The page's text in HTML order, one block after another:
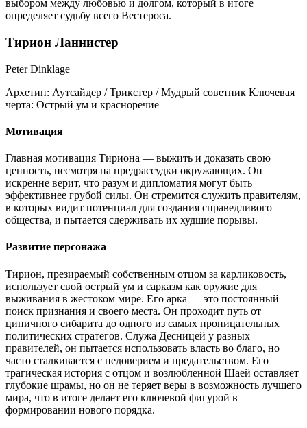
выбором между любовью и долгом, который в итоге
определяет судьбу всего Вестероса.
Тирион Ланнистер
Peter Dinklage
Архетип: Аутсайдер / Трикстер / Мудрый советник Ключевая
черта: Острый ум и красноречие
Мотивация
Главная мотивация Тириона — выжить и доказать свою
ценность, несмотря на предрассудки окружающих. Он
искренне верит, что разум и дипломатия могут быть
эффективнее грубой силы. Он стремится служить правителям,
в которых видит потенциал для создания справедливого
общества, и пытается сдерживать их худшие порывы.
Развитие персонажа
Тирион, презираемый собственным отцом за карликовость,
использует свой острый ум и сарказм как оружие для
выживания в жестоком мире. Его арка — это постоянный
поиск признания и своего места. Он проходит путь от
циничного сибарита до одного из самых проницательных
политических стратегов. Служа Десницей у разных
правителей, он пытается использовать власть во благо, но
часто сталкивается с недоверием и предательством. Его
трагическая история с отцом и возлюбленной Шаей оставляет
глубокие шрамы, но он не теряет веры в возможность лучшего
мира, что в итоге делает его ключевой фигурой в
формировании нового порядка.